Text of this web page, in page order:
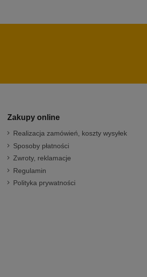
Zakupy online
Realizacja zamówień, koszty wysyłek
Sposoby płatności
Zwroty, reklamacje
Regulamin
Polityka prywatności